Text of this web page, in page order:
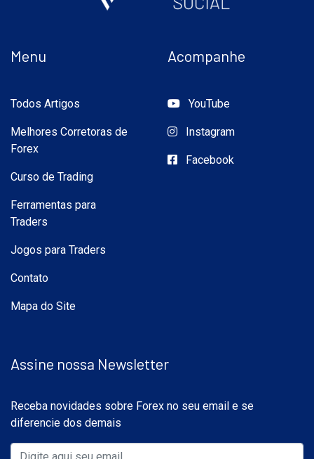
Menu
Todos Artigos
Melhores Corretoras de
Forex
Curso de Trading
Ferramentas para
Traders
Jogos para Traders
Contato
Mapa do Site
Acompanhe
YouTube
Instagram
Facebook
Assine nossa Newsletter
Receba novidades sobre Forex no seu email e se
diferencie dos demais